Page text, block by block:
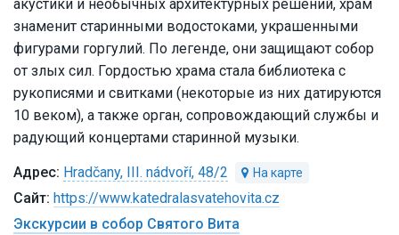
акустики и необычных архитектурных решений, храм
знаменит старинными водостоками, украшенными
фигурами горгулий. По легенде, они защищают собор
от злых сил. Гордостью храма стала библиотека с
рукописями и свитками (некоторые из них датируются
10 веком), а также орган, сопровождающий службы и
радующий концертами старинной музыки.
Hradčany, III. nádvoří, 48/2
https://www.katedralasvatehovita.cz
Экскурсии в собор Святого Вита